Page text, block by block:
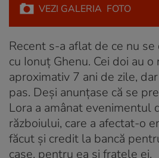
VEZI GALERIA FOTO
Recent s-a aflat de ce nu
cu Ionuț Ghenu. Cei doi au
aproximativ 7 ani de zile,
pas. Deși anunțase că se
Lora a amânat evenimentul
războiului, care a afectat-o
făcut și credit la bancă
case, pentru ea și fratele ei.